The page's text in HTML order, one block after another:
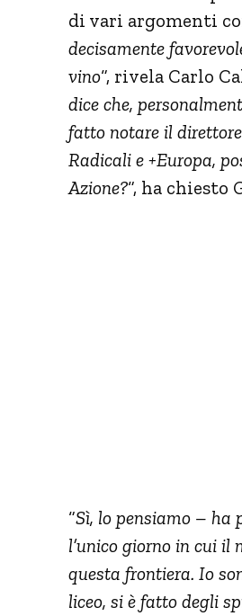
di vari argomenti
decisamente
vino“, rivela Carlo
dice che,
fatto notare il
Radicali e +Europa,
Azione?“, ha chiesto
“Sì, lo pensiamo – ha
l’unico giorno in cui il
questa frontiera. Io
liceo, si è fatto degli